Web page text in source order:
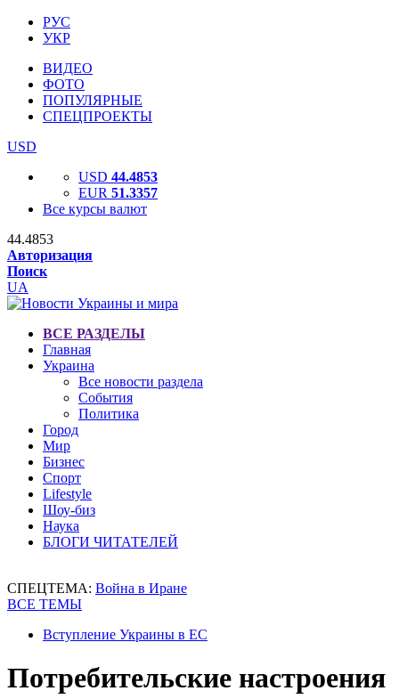
РУС
УКР
ВИДЕО
ФОТО
ПОПУЛЯРНЫЕ
СПЕЦПРОЕКТЫ
USD
USD 44.4853
EUR 51.3357
Все курсы валют
44.4853
Авторизация
Поиск
UA
ВСЕ РАЗДЕЛЫ
Главная
Украина
Все новости раздела
События
Политика
Город
Мир
Бизнес
Спорт
Lifestyle
Шоу-биз
Наука
БЛОГИ ЧИТАТЕЛЕЙ
СПЕЦТЕМА: Война в Иране
ВСЕ ТЕМЫ
Вступление Украины в ЕС
Потребительские настроения